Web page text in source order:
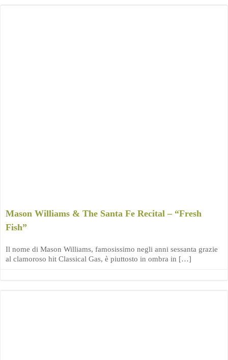
Mason Williams & The Santa Fe Recital – “Fresh
Fish”
Il nome di Mason Williams, famosissimo negli anni sessanta grazie
al clamoroso hit Classical Gas, è piuttosto in ombra in […]